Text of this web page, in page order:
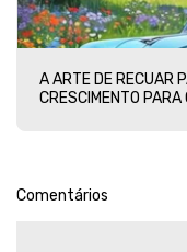
A ARTE DE RECUAR
CRESCIMENTO PARA
Comentários